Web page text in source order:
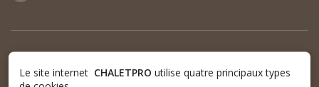
Le site internet CHALETPRO utilise quatre principaux types